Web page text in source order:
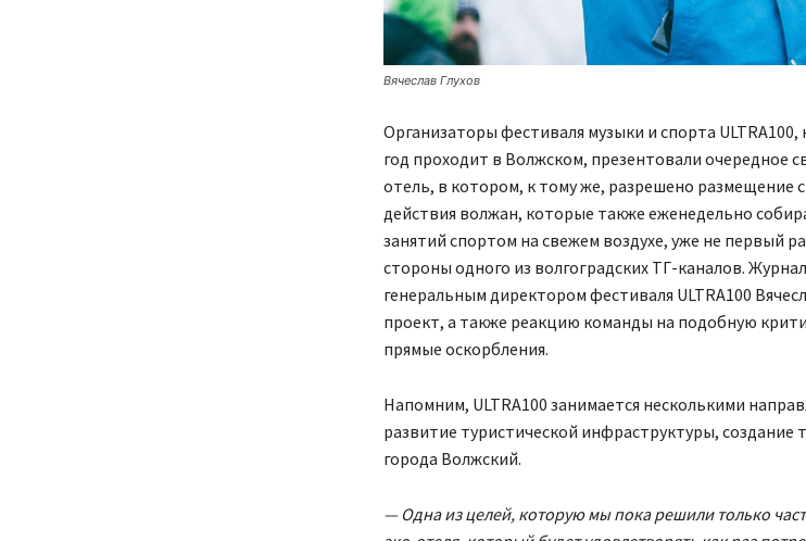
Вячеслав Глухов
Организаторы фестиваля музыки и спорта
год проходит в Волжском, презентовали очередное
отель, в котором, к тому же, разрешено
действия волжан, которые также еженедельно
занятий спортом на свежем воздухе, уже не первый
стороны одного из волгоградских ТГ-каналов.
генеральным директором фестиваля ULTRA100
проект, а также реакцию команды на подобную
прямые оскорбления.
Напомним, ULTRA100 занимается несколькими
развитие туристической инфраструктуры, создание
города Волжский.
— Одна из целей, которую мы пока решили только